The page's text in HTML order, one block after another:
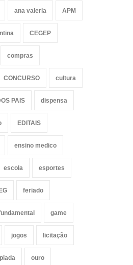
ana valeria APM
CEGEP
compras
CONCURSO cultura
PAIS dispensa
EDITAIS
ensino medico
escola esportes
feriado
game
jogos licitação
ouro